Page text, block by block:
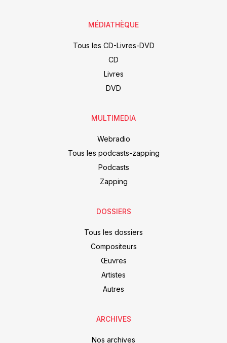
MÉDIATHÈQUE
Tous les CD-Livres-DVD
CD
Livres
DVD
MULTIMEDIA
Webradio
Tous les podcasts-zapping
Podcasts
Zapping
DOSSIERS
Tous les dossiers
Compositeurs
Œuvres
Artistes
Autres
ARCHIVES
Nos archives